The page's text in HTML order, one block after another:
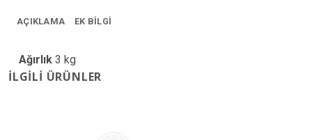
AÇIKLAMA EK BILGI
Ağırlık 3 kg
İLGILI ÜRÜNLER